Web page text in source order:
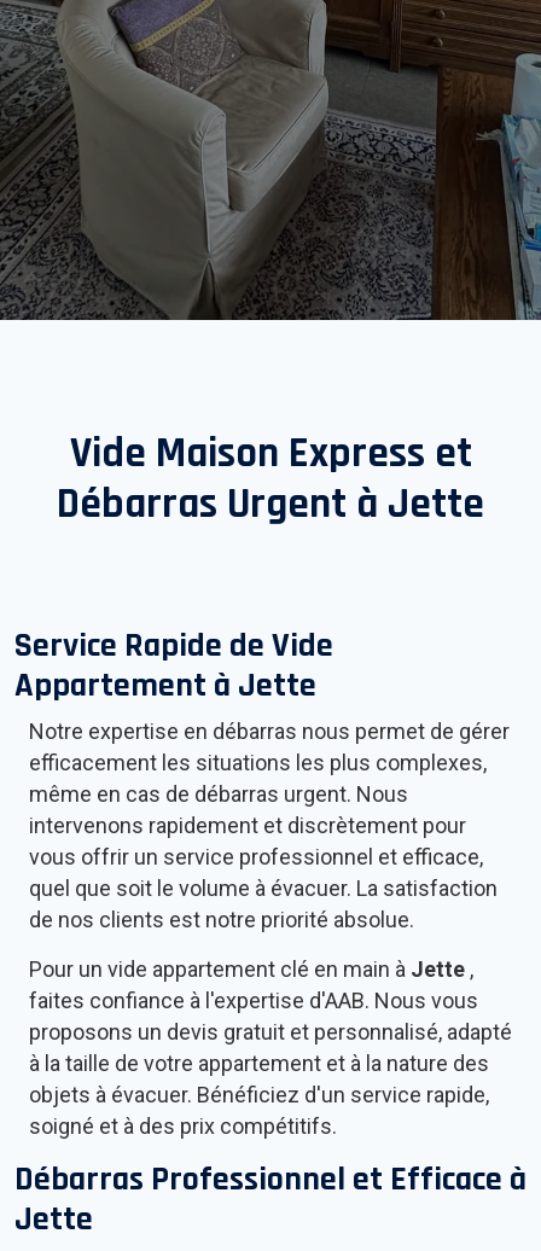
Vide Maison Express et
Débarras Urgent à Jette
Service Rapide de Vide
Appartement à Jette
Notre expertise en débarras nous permet de gérer
efficacement les situations les plus complexes,
même en cas de débarras urgent. Nous
intervenons rapidement et discrètement pour
vous offrir un service professionnel et efficace,
quel que soit le volume à évacuer. La satisfaction
de nos clients est notre priorité absolue.
Pour un vide appartement clé en main à Jette ,
faites confiance à l'expertise d'AAB. Nous vous
proposons un devis gratuit et personnalisé, adapté
à la taille de votre appartement et à la nature des
objets à évacuer. Bénéficiez d'un service rapide,
soigné et à des prix compétitifs.
Débarras Professionnel et Efficace à
Jette